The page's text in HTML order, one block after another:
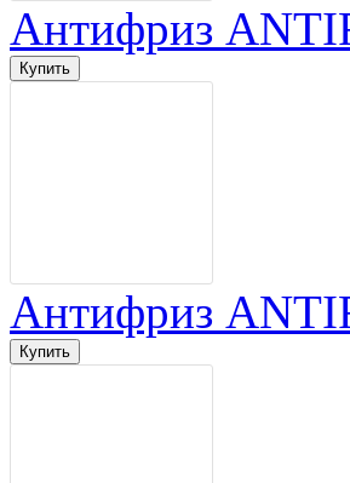
Антифриз
Антифриз